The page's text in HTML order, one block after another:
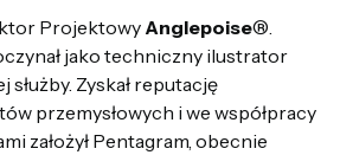
Projektowy Anglepoise®.
jako techniczny ilustrator
Zyskał reputację
przemysłowych i we współpracy
założył Pentagram, obecnie